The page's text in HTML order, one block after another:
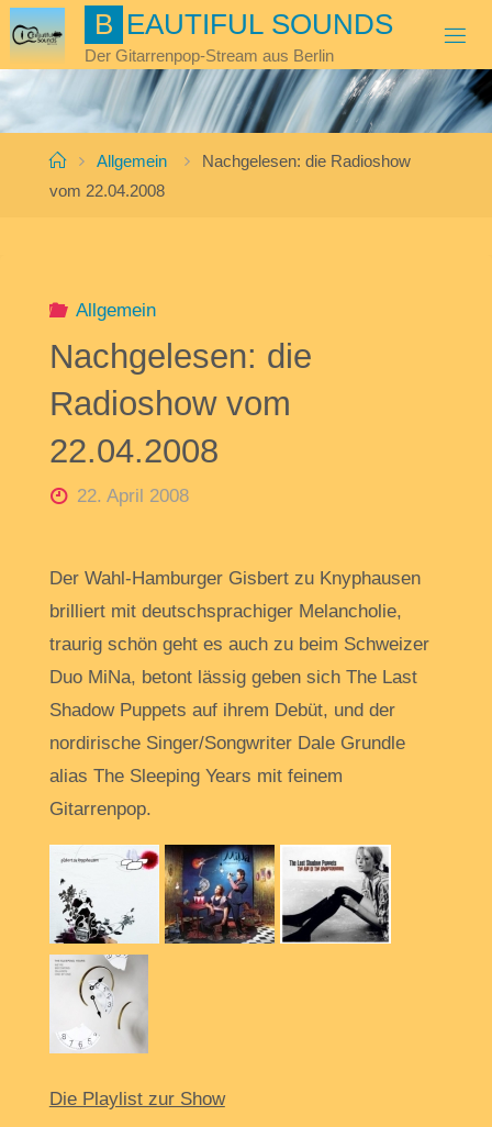
Skip
to
content
B EAUTIFUL SOUNDS
Der Gitarrenpop-Stream aus Berlin
HomeAllgemein
Nachgelesen: die Radioshow
vom 22.04.2008
Allgemein
Nachgelesen: die
Radioshow vom
22.04.2008
22. April 2008
Der Wahl-Hamburger Gisbert zu Knyphausen
brilliert mit deutschsprachiger Melancholie,
traurig schön geht es auch zu beim Schweizer
Duo MiNa, betont lässig geben sich The Last
Shadow Puppets auf ihrem Debüt, und der
nordirische Singer/Songwriter Dale Grundle
alias The Sleeping Years mit feinem
Gitarrenpop.
Die Playlist zur Show